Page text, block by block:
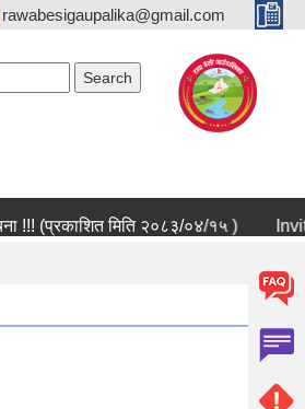
rawabesigaupalika@gmail.com
मिति २०८३/०४/१५ )